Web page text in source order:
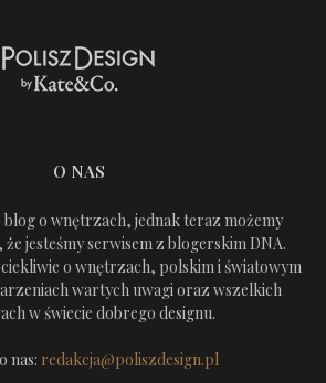
O NAS
blog o wnętrzach, jednak teraz możemy
że jesteśmy serwisem z blogerskim DNA.
o wnętrzach, polskim i światowym
wartych uwagi oraz wszelkich
w świecie dobrego designu.
nas: redakcja@poliszdesign.pl